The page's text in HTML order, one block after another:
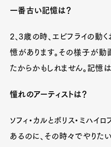
一番古い記憶は？
2、3歳の時、エビフライの動
憶があります。その様子が動
たからかもしれません。記憶
憧れのアーティストは？
ソフィ・カルとボリス・ミハイ
あるのに、その時々でやりた